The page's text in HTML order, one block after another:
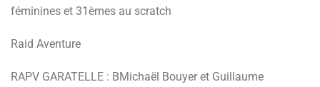
féminines et 31èmes au scratch
Raid Aventure
RAPV GARATELLE : BMichaël Bouyer et Guillaume